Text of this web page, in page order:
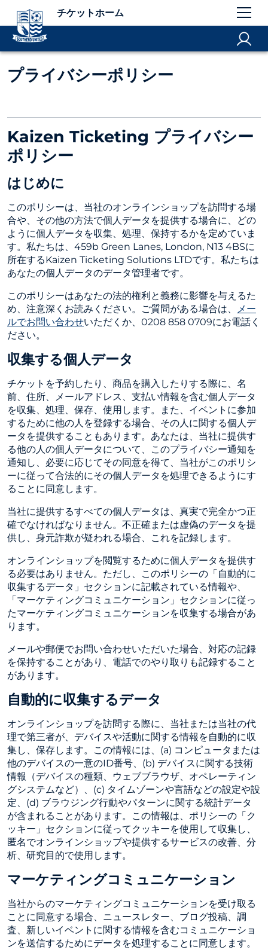
チケットホーム
プライバシーポリシー
Kaizen Ticketing プライバシー
ポリシー
はじめに
このポリシーは、当社のオンラインショップを訪問する場
合や、その他の方法で個人データを提供する場合に、どの
ように個人データを収集、処理、保持するかを定めていま
す。私たちは、459b Green Lanes, London, N13 4BSに
所在するKaizen Ticketing Solutions LTDです。私たちは
あなたの個人データのデータ管理者です。
このポリシーはあなたの法的権利と義務に影響を与えるた
め、注意深くお読みください。ご質問がある場合は、
メー
ルでお問い合わせいただくか、0208 858 0709にお電話く
ださい。
収集する個人データ
チケットを予約したり、商品を購入したりする際に、名
前、住所、メールアドレス、支払い情報を含む個人データ
を収集、処理、保存、使用します。また、イベントに参加
するために他の人を登録する場合、その人に関する個人デ
ータを提供することもあります。あなたは、当社に提供す
る他の人の個人データについて、このプライバシー通知を
通知し、必要に応じてその同意を得て、当社がこのポリシ
ーに従って合法的にその個人データを処理できるようにす
ることに同意します。
当社に提供するすべての個人データは、真実で完全かつ正
確でなければなりません。不正確または虚偽のデータを提
供し、身元詐欺が疑われる場合、これを記録します。
オンラインショップを閲覧するために個人データを提供す
る必要はありません。ただし、このポリシーの「自動的に
収集するデータ」セクションに記載されている情報や、
「マーケティングコミュニケーション」セクションに従っ
たマーケティングコミュニケーションを収集する場合があ
ります。
メールや郵便でお問い合わせいただいた場合、対応の記録
を保持することがあり、電話でのやり取りも記録すること
があります。
自動的に収集するデータ
オンラインショップを訪問する際に、当社または当社の代
理で第三者が、デバイスや活動に関する情報を自動的に収
集し、保存します。この情報には、(a) コンピュータまたは
他のデバイスの一意のID番号、(b) デバイスに関する技術
情報（デバイスの種類、ウェブブラウザ、オペレーティン
グシステムなど）、(c) タイムゾーンや言語などの設定や設
定、(d) ブラウジング行動やパターンに関する統計データ
が含まれることがあります。この情報は、ポリシーの「ク
ッキー」セクションに従ってクッキーを使用して収集し、
匿名でオンラインショップや提供するサービスの改善、分
析、研究目的で使用します。
マーケティングコミュニケーション
当社からのマーケティングコミュニケーションを受け取る
ことに同意する場合、ニュースレター、ブログ投稿、調
査、新しいイベントに関する情報を含むコミュニケーショ
ンを送信するためにデータを処理することに同意します。